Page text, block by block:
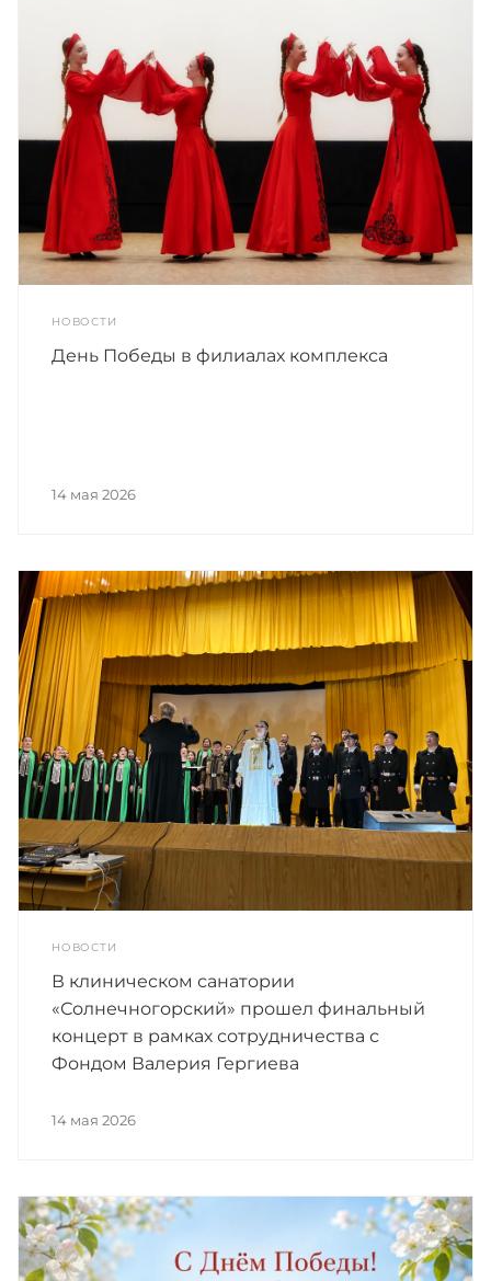
НОВОСТИ
День Победы в филиалах комплекса
14 мая 2026
НОВОСТИ
В клиническом санатории
«Солнечногорский» прошел финальный
концерт в рамках сотрудничества с
Фондом Валерия Гергиева
14 мая 2026